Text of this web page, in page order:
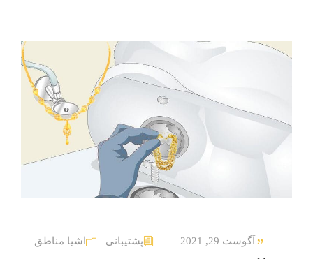
آگوست 29, 2021 پشتیبانی اشیا مناطق